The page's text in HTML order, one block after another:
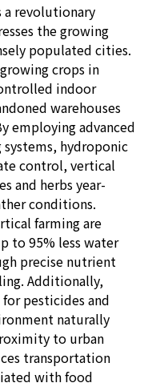
a revolutionary
the growing
populated cities.
crops in
indoor
warehouses
employing advanced
systems, hydroponic
control, vertical
and herbs year-
conditions.
farming are
to 95% less water
precise nutrient
Additionally,
pesticides and
naturally
to urban
transportation
with food